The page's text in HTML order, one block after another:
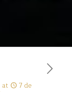
at
7 de